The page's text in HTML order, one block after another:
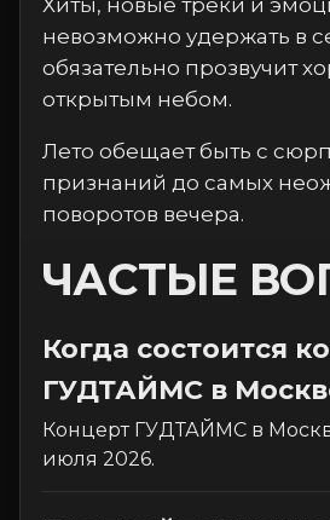
Хиты, новые треки и
невозможно удержать в
обязательно прозвучит
открытым небом.
Лето обещает быть с
признаний до самых
поворотов вечера.
ЧАСТЫЕ
Когда состоится
ГУДТАЙМС в
Концерт ГУДТАЙМС в
июля 2026.